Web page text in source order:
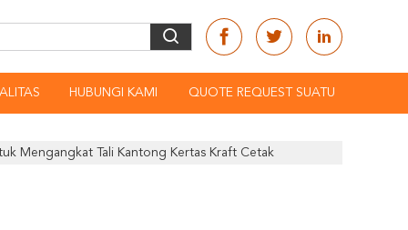
HUBUNGI KAMI QUOTE REQUEST SUATU
Mengangkat Tali Kantong Kertas Kraft Cetak